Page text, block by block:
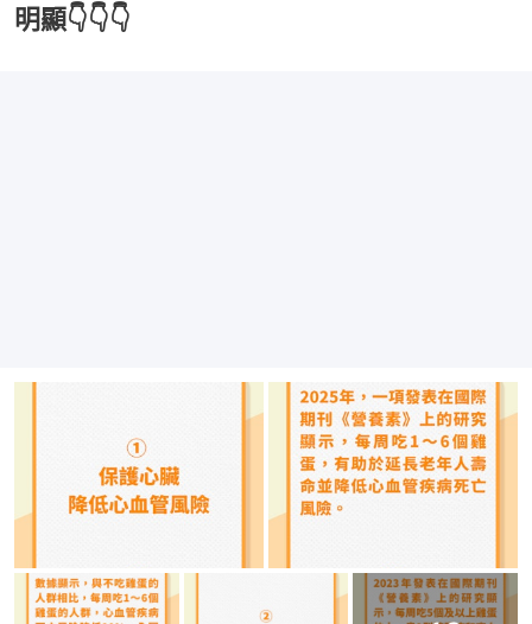
明顯👇👇👇